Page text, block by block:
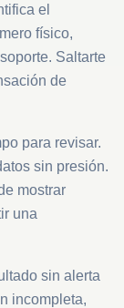
el
físico,
Saltarte
de
para revisar.
sin presión.
mostrar
una
sin alerta
incompleta,